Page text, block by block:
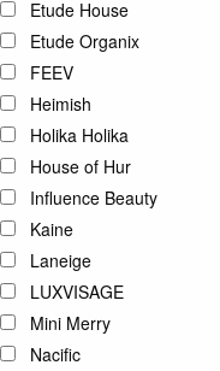
Etude House
Etude Organix
FEEV
Heimish
Holika Holika
House of Hur
Influence Beauty
Kaine
Laneige
LUXVISAGE
Mini Merry
Nacific